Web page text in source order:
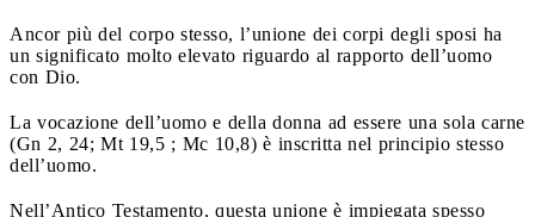
Ancor più del corpo stesso, l’unione dei corpi degli sposi ha
un significato molto elevato riguardo al rapporto dell’uomo
con Dio.
La vocazione dell’uomo e della donna ad essere una sola carne
(Gn 2, 24; Mt 19,5 ; Mc 10,8) è inscritta nel principio stesso
dell’uomo.
Nell’Antico Testamento, questa unione è impiegata spesso